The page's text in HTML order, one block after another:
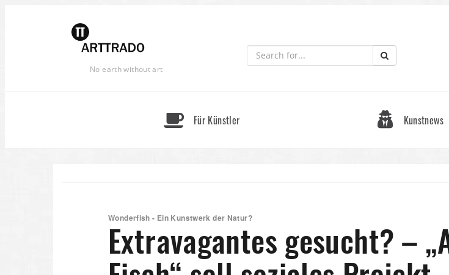
No earth without art
Für Künstler Kunstnews
Wonderfish - Ein Kunstwerk der Natur?
Extravagantes gesucht? –